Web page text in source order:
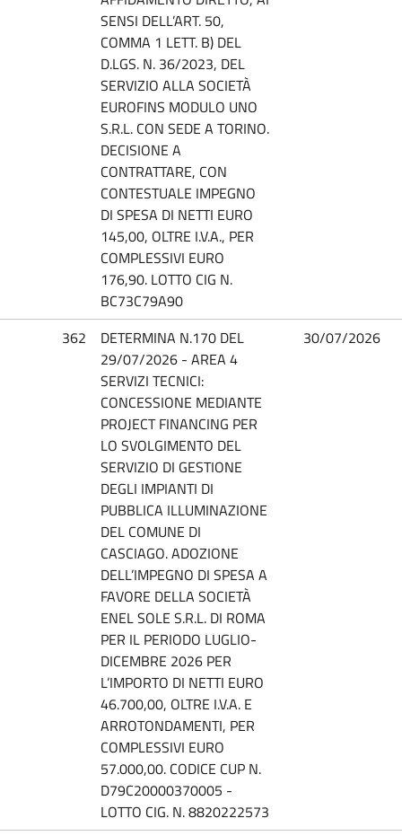
SENSI DELL’ART. 50,
COMMA 1 LETT. B) DEL
D.LGS. N. 36/2023, DEL
SERVIZIO ALLA SOCIETÀ
EUROFINS MODULO UNO
S.R.L. CON SEDE A TORINO.
DECISIONE A
CONTRATTARE, CON
CONTESTUALE IMPEGNO
DI SPESA DI NETTI EURO
145,00, OLTRE I.V.A., PER
COMPLESSIVI EURO
176,90. LOTTO CIG N.
BC73C79A90
362
DETERMINA N.170 DEL
29/07/2026 - AREA 4
SERVIZI TECNICI:
CONCESSIONE MEDIANTE
PROJECT FINANCING PER
LO SVOLGIMENTO DEL
SERVIZIO DI GESTIONE
DEGLI IMPIANTI DI
PUBBLICA ILLUMINAZIONE
DEL COMUNE DI
CASCIAGO. ADOZIONE
DELL’IMPEGNO DI SPESA A
FAVORE DELLA SOCIETÀ
ENEL SOLE S.R.L. DI ROMA
PER IL PERIODO LUGLIO-
DICEMBRE 2026 PER
L’IMPORTO DI NETTI EURO
46.700,00, OLTRE I.V.A. E
ARROTONDAMENTI, PER
COMPLESSIVI EURO
57.000,00. CODICE CUP N.
D79C20000370005 -
LOTTO CIG. N. 8820222573
30/07/2026